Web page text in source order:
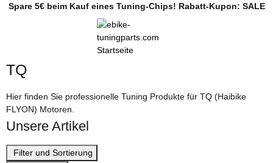
Spare 5€ beim Kauf eines Tuning-Chips! Rabatt-Kupon: SALE
TQ
Hier finden Sie professionelle Tuning Produkte für TQ (Haibike
FLYON) Motoren.
Unsere Artikel
Filter und Sortierung